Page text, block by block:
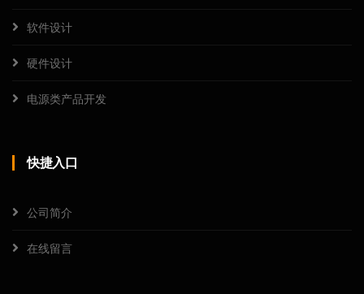
软件设计
硬件设计
电源类产品开发
快捷入口
公司简介
在线留言